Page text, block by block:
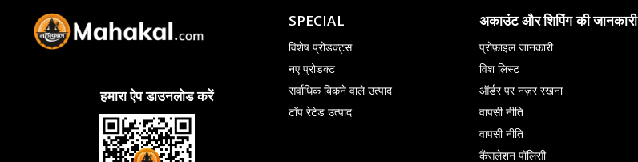
हमारा ऐप डाउनलोड करें
SPECIAL
विशेष प्रोडक्ट्स
नए प्रोडक्ट
सर्वाधिक बिकने वाले उत्पाद
टॉप रेटेड उत्पाद
अकाउंट और शिपिंग की जानकारी
प्रोफ़ाइल जानकारी
विश लिस्ट
ऑर्डर पर नज़र रखना
वापसी नीति
वापसी नीति
कैंसलेशन पॉलिसी